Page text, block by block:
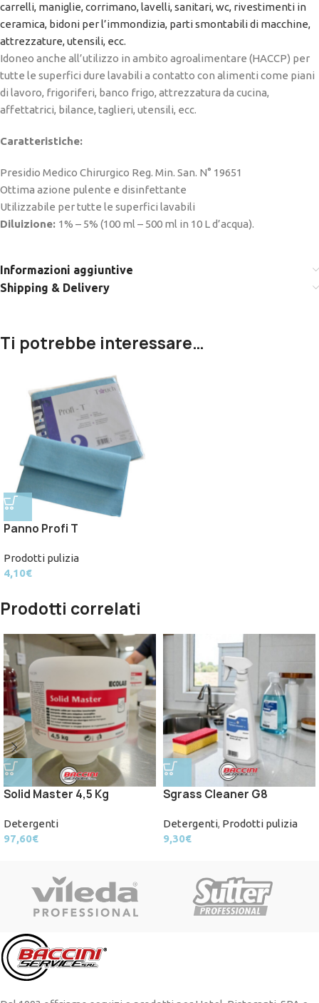
carrelli, maniglie, corrimano, lavelli, sanitari, wc, rivestimenti in
ceramica, bidoni per l’immondizia, parti smontabili di macchine,
attrezzature, utensili, ecc.
Idoneo anche all’utilizzo in ambito agroalimentare (HACCP) per
tutte le superfici dure lavabili a contatto con alimenti come piani
di lavoro, frigoriferi, banco frigo, attrezzatura da cucina,
affettatrici, bilance, taglieri, utensili, ecc.
Caratteristiche:
Presidio Medico Chirurgico Reg. Min. San. N° 19651
Ottima azione pulente e disinfettante
Utilizzabile per tutte le superfici lavabili
Diluizione: 1% – 5% (100 ml – 500 ml in 10 L d’acqua).
Informazioni aggiuntive
Shipping & Delivery
Ti potrebbe interessare…
Panno Profi T
Prodotti pulizia
4,10€
Prodotti correlati
Solid Master 4,5 Kg
Detergenti
97,60€
Sgrass Cleaner G8
Detergenti, Prodotti pulizia
9,30€